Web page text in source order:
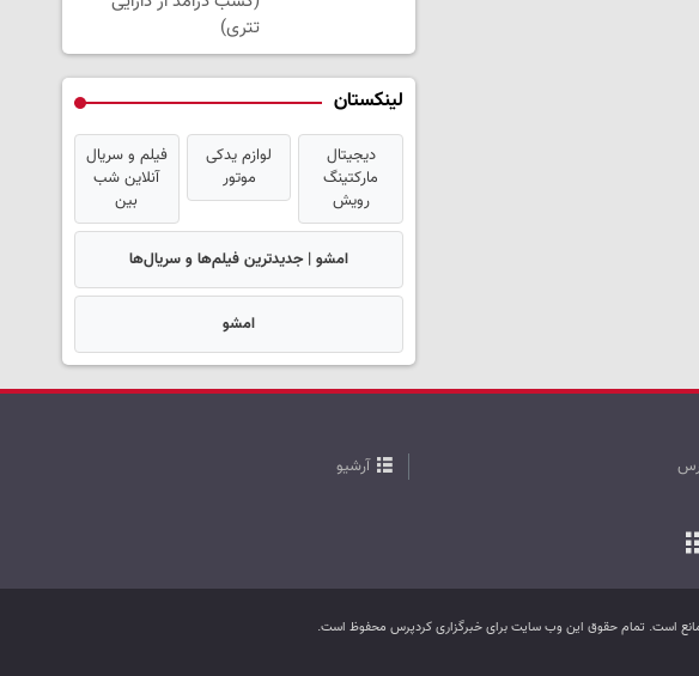
تتری)
لینکستان
دیجیتال
مارکتینگ
رویش
لوازم یدکی
موتور
فیلم و سریال
آنلاین شب
بین
امشو | جدیدترین فیلم‌ها و سریال‌ها
امشو
آرشیو
است. تمام حقوق این وب سایت برای خبرگزاری کردپرس محفوظ است.